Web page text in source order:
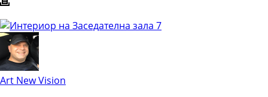
Art New Vision